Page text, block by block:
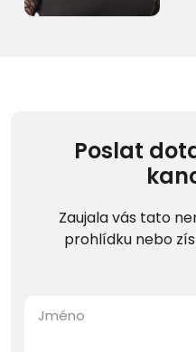
Poslat
Zaujala vás tato
prohlídku nebo
Jméno